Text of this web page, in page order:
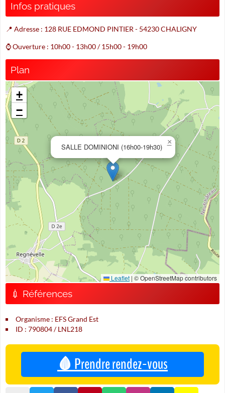
Infos pratiques
📍 Adresse : 128 RUE EDMOND PINTIER - 54230 CHALIGNY
⌚ Ouverture : 10h00 - 13h00 / 15h00 - 19h00
Plan
SALLE DOMINIONI (16h00-19h30)
×
+
−
Leaflet | © OpenStreetMap contributors
💉 Références
Organisme : EFS Grand Est
ID : 790804 / LNL218
🩸 Prendre rendez-vous